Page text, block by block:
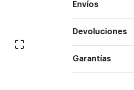
Ver en pantalla completa
Envíos
Devoluciones
Garantías